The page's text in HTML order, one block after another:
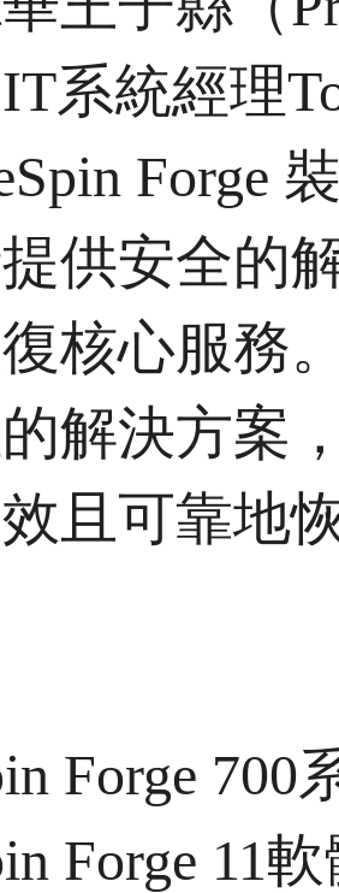
系統經理
Forge
供安全的
核心服務
解決方案
且可靠地
Forge
Forge 11